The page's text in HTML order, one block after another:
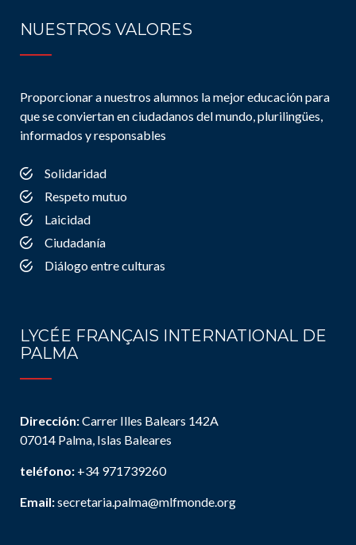
NUESTROS VALORES
Proporcionar a nuestros alumnos la mejor educación para
que se conviertan en ciudadanos del mundo, plurilingües,
informados y responsables
Solidaridad
Respeto mutuo
Laicidad
Ciudadanía
Diálogo entre culturas
LYCÉE FRANÇAIS INTERNATIONAL DE
PALMA
Dirección:Carrer Illes Balears 142A
07014 Palma, Islas Baleares
teléfono: +34 971739260
Email:secretaria.palma@mlfmonde.org